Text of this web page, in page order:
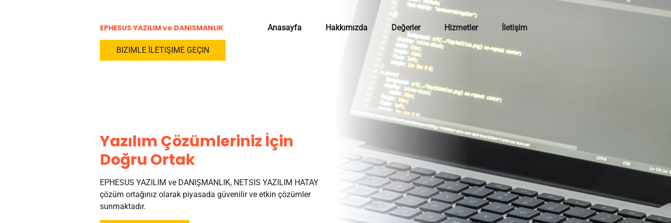
EPHESUS YAZILIM ve DANISMANLIK Anasayfa Hakkımızda Değerler Hizmetler İletişim
BIZIMLE İLETIŞIME GEÇIN
Yazılım Çözümleriniz İçin
Doğru Ortak
EPHESUS YAZILIM ve DANIŞMANLIK, NETSIS YAZILIM HATAY
çözüm ortağınız olarak piyasada güvenilir ve etkin çözümler
sunmaktadır.